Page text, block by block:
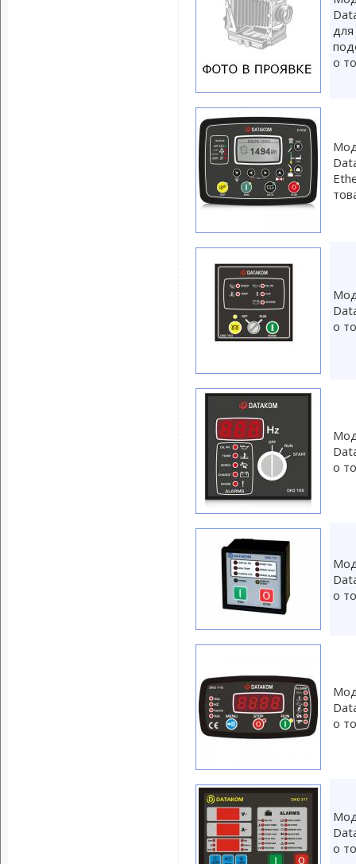
для
о
о
о
о
о
о